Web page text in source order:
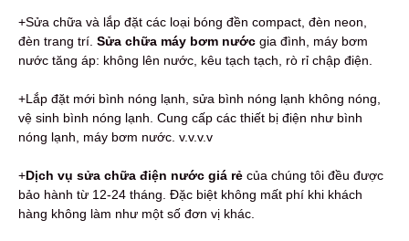
+Sửa chữa và lắp đặt các loại bóng đền compact, đèn neon,
đèn trang trí. Sửa chữa máy bơm nước gia đình, máy bơm
nước tăng áp: không lên nước, kêu tạch tạch, rò rỉ chập điện.
+Lắp đặt mới bình nóng lạnh, sửa bình nóng lạnh không nóng,
vệ sinh bình nóng lạnh. Cung cấp các thiết bị điện như bình
nóng lạnh, máy bơm nước. v.v.v.v
+Dịch vụ sửa chữa điện nước giá rẻ của chúng tôi đều được
bảo hành từ 12-24 tháng. Đặc biệt không mất phí khi khách
hàng không làm như một số đơn vị khác.